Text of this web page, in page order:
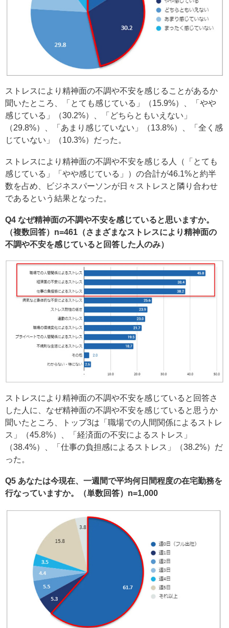
ストレスにより精神面の不調や不安を感じることがあるか
聞いたところ、「とても感じている」（15.9%）、「やや
感じている」（30.2%）、「どちらともいえない」
（29.8%）、「あまり感じていない」（13.8%）、「全く感
じていない」（10.3%）だった。
ストレスにより精神面の不調や不安を感じる人（「とても
感じている」「やや感じている」）の合計が46.1%と約半
数を占め、ビジネスパーソンが日々ストレスと隣り合わせ
であるという結果となった。
Q4 なぜ精神面の不調や不安を感じていると思いますか。
（複数回答）n=461（さまざまなストレスにより精神面の
不調や不安を感じていると回答した人のみ）
ストレスにより精神面の不調や不安を感じていると回答さ
した人に、なぜ精神面の不調や不安を感じていると思うか
聞いたところ、トップ3は「職場での人間関係によるストレ
ス」（45.8%）、「経済面の不安によるストレス」
（38.4%）、「仕事の負担感によるストレス」（38.2%）だ
った。
Q5 あなたは今現在、一週間で平均何日間程度の在宅勤務を
行なっていますか。（単数回答）n=1,000